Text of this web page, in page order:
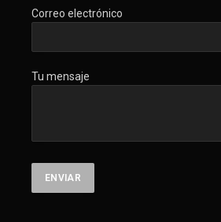
Correo electrónico
Tu mensaje